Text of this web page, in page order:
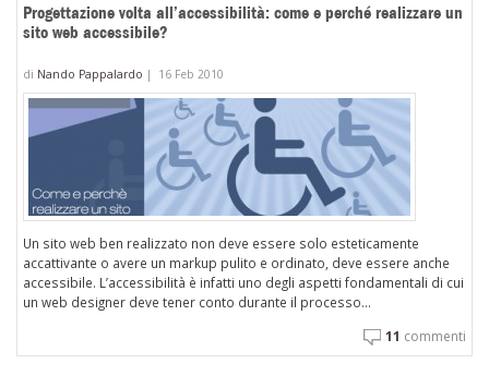
Progettazione volta all’accessibilità: come e perché realizzare un
sito web accessibile?
di Nando Pappalardo | 16 Feb 2010
Un sito web ben realizzato non deve essere solo esteticamente
accattivante o avere un markup pulito e ordinato, deve essere anche
accessibile. L’accessibilità è infatti uno degli aspetti fondamentali di cui
un web designer deve tener conto durante il processo...
11 commenti